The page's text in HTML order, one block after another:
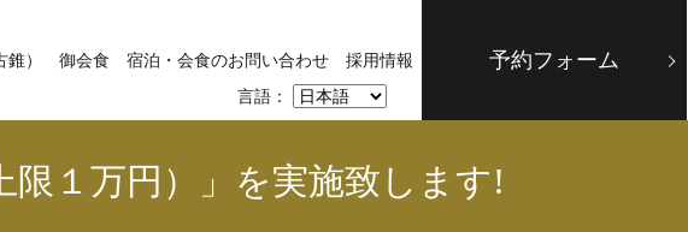
言語：
） 御会食 宿泊・会食のお問い合わせ 採用情報 予約フォーム
１万円）」を実施致します!